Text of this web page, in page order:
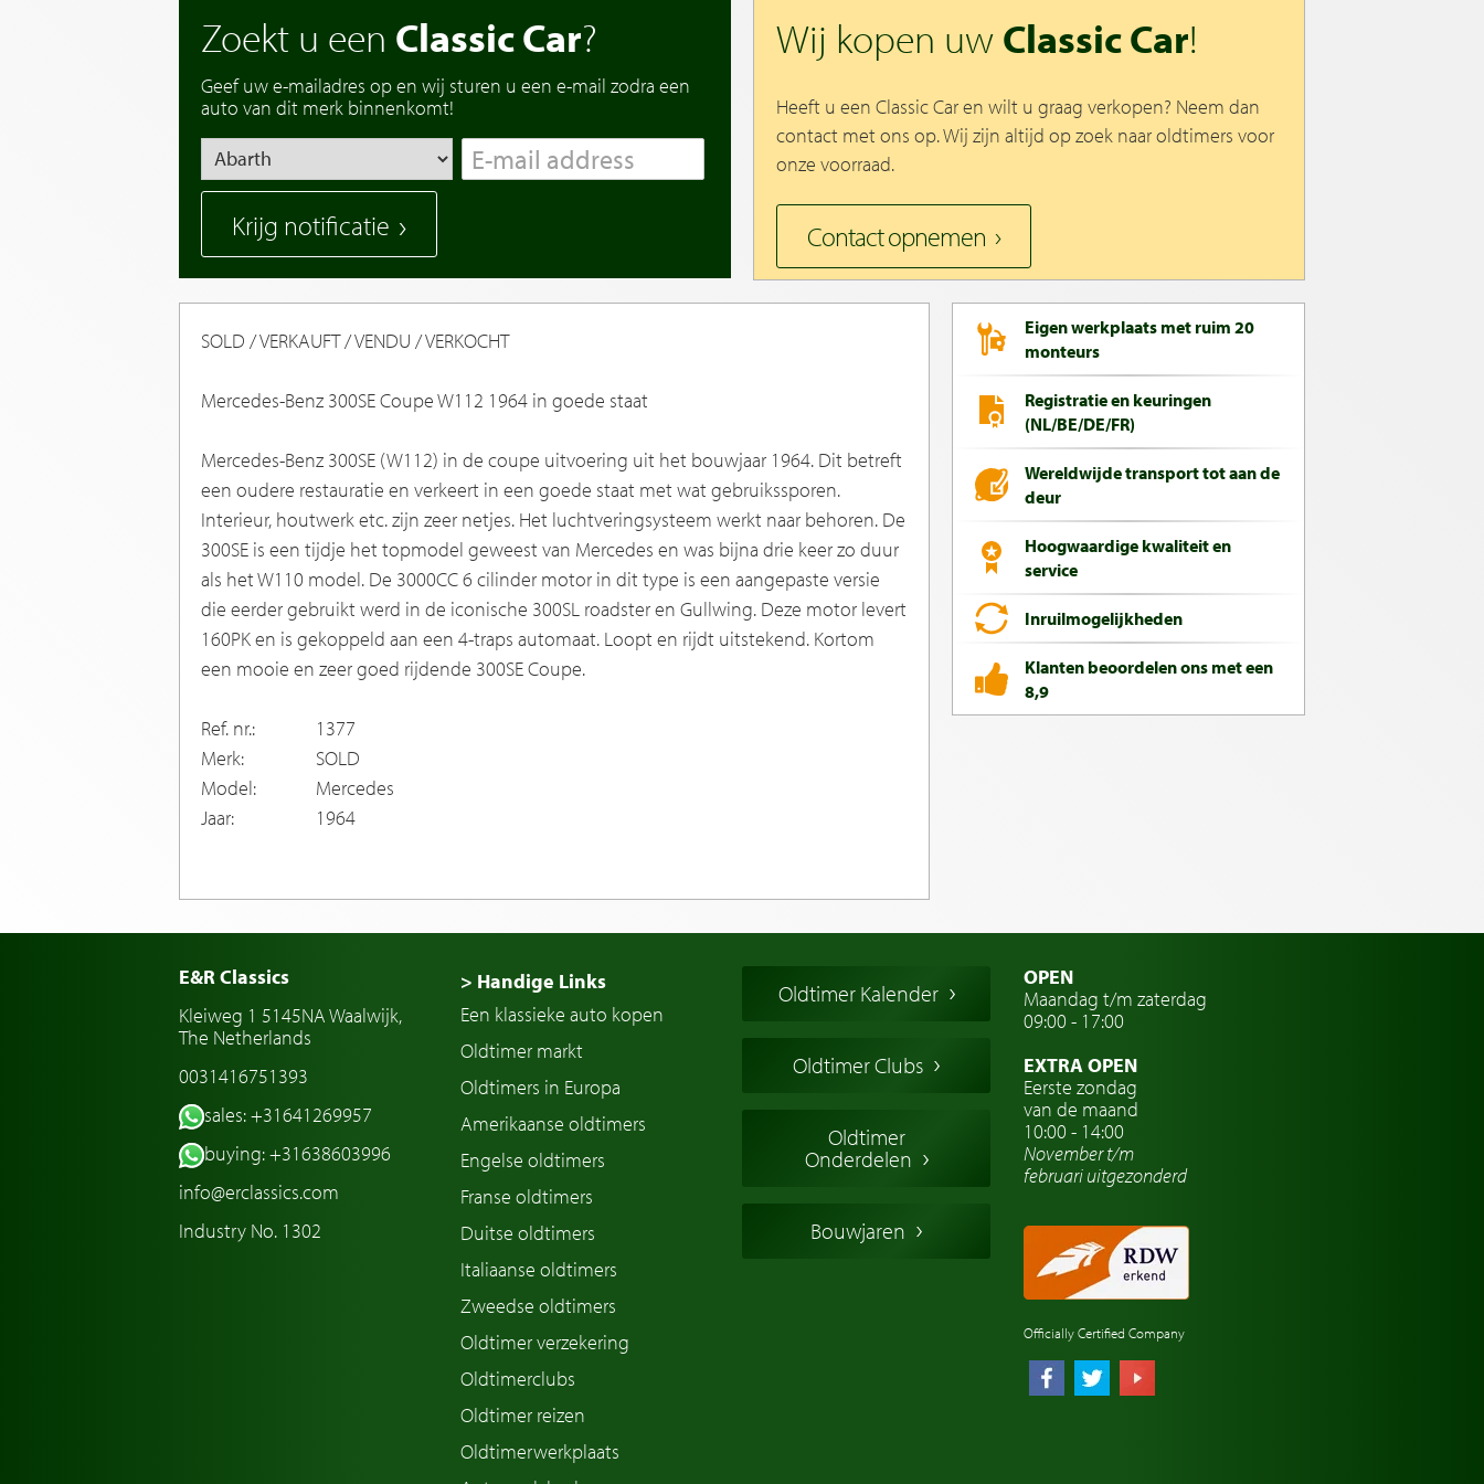
Zoekt u een Classic Car?
Geef uw e-mailadres op en wij sturen u een e-mail zodra een
auto van dit merk binnenkomt!
Krijg notificatie
Wij kopen uwClassic Car!
Heeft u een Classic Car en wilt u graag verkopen? Neem dan
contact met ons op. Wij zijn altijd op zoek naar oldtimers voor
onze voorraad.
Contact opnemen
SOLD / VERKAUFT / VENDU / VERKOCHT
Mercedes-Benz 300SE Coupe W112 1964 in goede staat
Mercedes-Benz 300SE (W112) in de coupe uitvoering uit het bouwjaar 1964. Dit betreft
een oudere restauratie en verkeert in een goede staat met wat gebruikssporen.
Interieur, houtwerk etc. zijn zeer netjes. Het luchtveringsysteem werkt naar behoren. De
300SE is een tijdje het topmodel geweest van Mercedes en was bijna drie keer zo duur
als het W110 model. De 3000CC 6 cilinder motor in dit type is een aangepaste versie
die eerder gebruikt werd in de iconische 300SL roadster en Gullwing. Deze motor levert
160PK en is gekoppeld aan een 4-traps automaat. Loopt en rijdt uitstekend. Kortom
een mooie en zeer goed rijdende 300SE Coupe.
Ref. nr.:
1377
Merk:
SOLD
Model:
Mercedes
Jaar:
1964
Eigen werkplaats met ruim 20
monteurs
Registratie en keuringen
(NL/BE/DE/FR)
Wereldwijde transport tot aan de
deur
Hoogwaardige kwaliteit en
service
Inruilmogelijkheden
Klanten beoordelen ons met een
8,9
E&R Classics
Kleiweg 1 5145NA Waalwijk,
The Netherlands
0031416751393
sales: +31641269957
buying: +31638603996
info@erclassics.com
Industry No. 1302
> Handige Links
Een klassieke auto kopen
Oldtimer markt
Oldtimers in Europa
Amerikaanse oldtimers
Engelse oldtimers
Franse oldtimers
Duitse oldtimers
Italiaanse oldtimers
Zweedse oldtimers
Oldtimer verzekering
Oldtimerclubs
Oldtimer reizen
Oldtimerwerkplaats
Oldtimer Kalender
Oldtimer Clubs
Oldtimer
Onderdelen
Bouwjaren
OPEN
Maandag t/m zaterdag
09:00 - 17:00
EXTRA OPEN
Eerste zondag
van de maand
10:00 - 14:00
November t/m
februariuitgezonderd
Officially Certified Company